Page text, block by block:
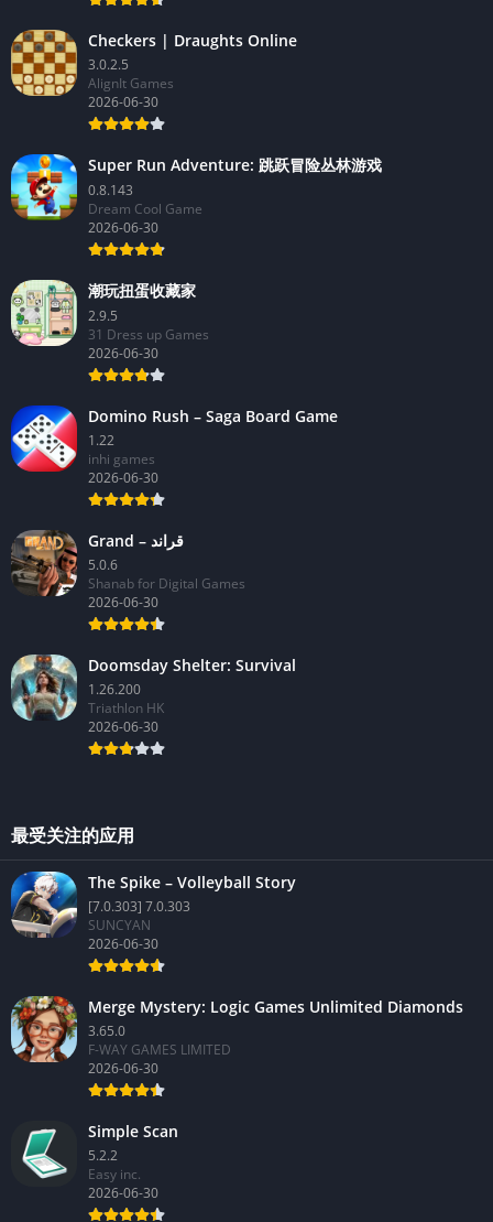
Checkers | Draughts Online
3.0.2.5
AlignIt Games
2026-06-30
Super Run Adventure: 跳跃冒险丛林游戏
0.8.143
Dream Cool Game
2026-06-30
潮玩扭蛋收藏家
2.9.5
31 Dress up Games
2026-06-30
Domino Rush – Saga Board Game
1.22
inhi games
2026-06-30
Grand – قراند
5.0.6
Shanab for Digital Games
2026-06-30
Doomsday Shelter: Survival
1.26.200
Triathlon HK
2026-06-30
最受关注的应用
The Spike – Volleyball Story
[7.0.303] 7.0.303
SUNCYAN
2026-06-30
Merge Mystery: Logic Games Unlimited Diamonds
3.65.0
F-WAY GAMES LIMITED
2026-06-30
Simple Scan
5.2.2
Easy inc.
2026-06-30